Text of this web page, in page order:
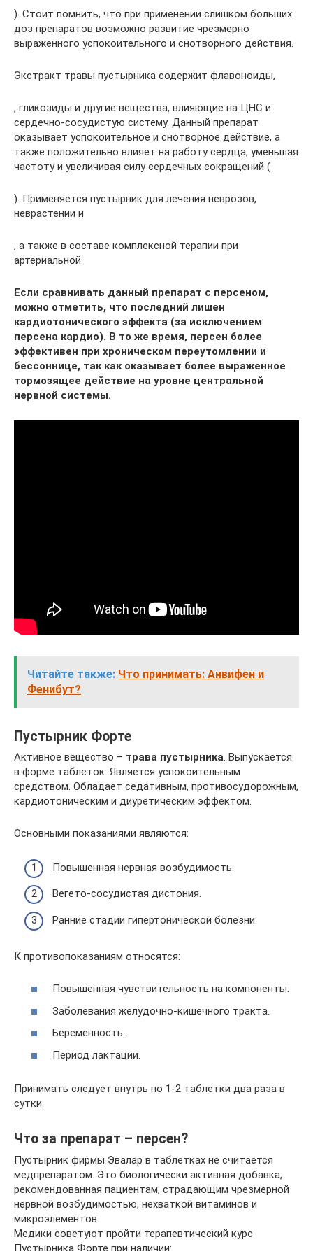
). Стоит помнить, что при применении слишком больших
доз препаратов возможно развитие чрезмерно
выраженного успокоительного и снотворного действия.
Экстракт травы пустырника содержит флавоноиды,
, гликозиды и другие вещества, влияющие на ЦНС и
сердечно-сосудистую систему. Данный препарат
оказывает успокоительное и снотворное действие, а
также положительно влияет на работу сердца, уменьшая
частоту и увеличивая силу сердечных сокращений (
). Применяется пустырник для лечения неврозов,
неврастении и
, а также в составе комплексной терапии при
артериальной
Если сравнивать данный препарат с персеном,
можно отметить, что последний лишен
кардиотонического эффекта (за исключением
персена кардио). В то же время, персен более
эффективен при хроническом переутомлении и
бессоннице, так как оказывает более выраженное
тормозящее действие на уровне центральной
нервной системы.
Читайте также: Что принимать: Анвифен и
Фенибут?
Пустырник Форте
Активное вещество – трава пустырника. Выпускается
в форме таблеток. Является успокоительным
средством. Обладает седативным, противосудорожным,
кардиотоническим и диуретическим эффектом.
Основными показаниями являются:
Повышенная нервная возбудимость.
Вегето-сосудистая дистония.
Ранние стадии гипертонической болезни.
К противопоказаниям относятся:
Повышенная чувствительность на компоненты.
Заболевания желудочно-кишечного тракта.
Беременность.
Период лактации.
Принимать следует внутрь по 1-2 таблетки два раза в
сутки.
Что за препарат – персен?
Пустырник фирмы Эвалар в таблетках не считается
медпрепаратом. Это биологически активная добавка,
рекомендованная пациентам, страдающим чрезмерной
нервной возбудимостью, нехваткой витаминов и
микроэлементов.
Медики советуют пройти терапевтический курс
Пустырника Форте при наличии: